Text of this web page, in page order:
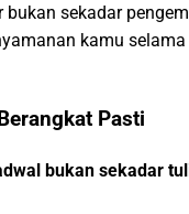
bukan sekadar
kamu
Pasti
bukan sekadar